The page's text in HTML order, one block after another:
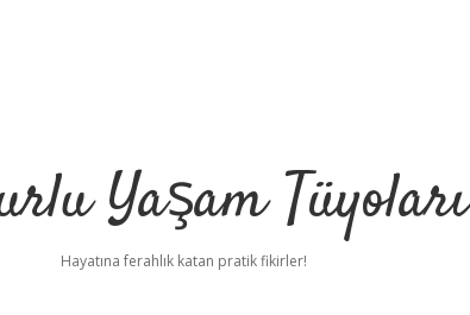
Yaşam Tüyoları
Hayatına ferahlık katan pratik fikirler!